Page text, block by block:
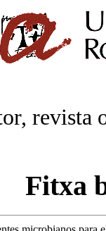
revista
Fitxa